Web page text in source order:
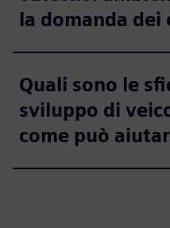
la domanda dei
Quali sono le
sviluppo di
come può